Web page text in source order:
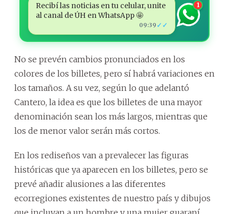
Recibí las noticias en tu celular, unite
al canal de ÚH en WhatsApp 🤩
09:39 ✓✓
1
No se prevén cambios pronunciados en los
colores de los billetes, pero sí habrá variaciones en
los tamaños. A su vez, según lo que adelantó
Cantero, la idea es que los billetes de una mayor
denominación sean los más largos, mientras que
los de menor valor serán más cortos.
En los rediseños van a prevalecer las figuras
históricas que ya aparecen en los billetes, pero se
prevé añadir alusiones a las diferentes
ecorregiones existentes de nuestro país y dibujos